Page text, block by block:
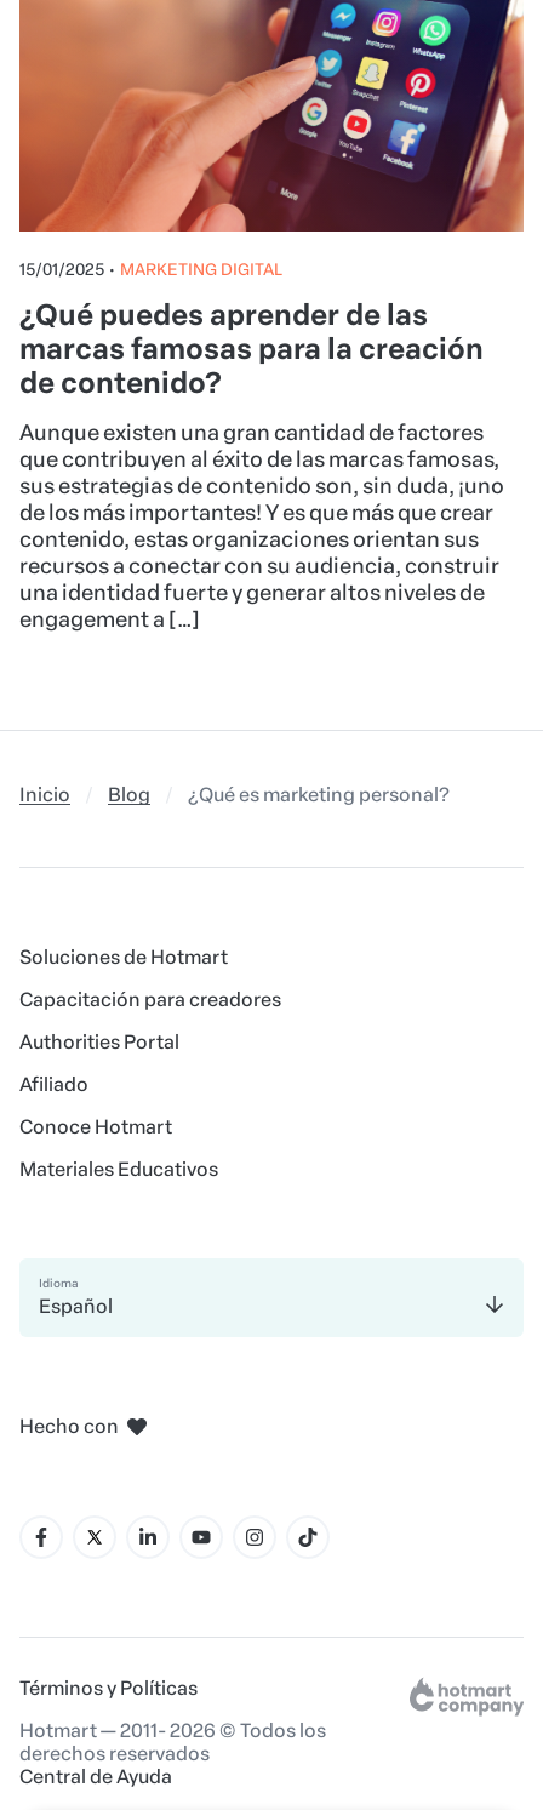
15/01/2025 • MARKETING DIGITAL
¿Qué puedes aprender de las
marcas famosas para la creación
de contenido?
Aunque existen una gran cantidad de factores
que contribuyen al éxito de las marcas famosas,
sus estrategias de contenido son, sin duda, ¡uno
de los más importantes! Y es que más que crear
contenido, estas organizaciones orientan sus
recursos a conectar con su audiencia, construir
una identidad fuerte y generar altos niveles de
engagement a […]
Inicio Blog ¿Qué es marketing personal?
Soluciones de Hotmart
Capacitación para creadores
Authorities Portal
Afiliado
Conoce Hotmart
Materiales Educativos
Idioma
Español
Hecho con
Términos y Políticas
Hotmart — 2011- 2026 © Todos los
derechos reservados
Central de Ayuda